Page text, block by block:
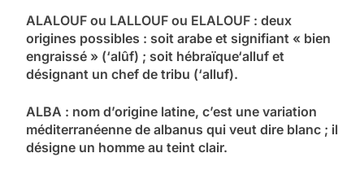
ALALOUF ou LALLOUF ou ELALOUF : deux
origines possibles : soit arabe et signifiant « bien
engraissé » (‘alûf) ; soit hébraïque‘alluf et
désignant un chef de tribu (‘alluf).
ALBA : nom d’origine latine, c’est une variation
méditerranéenne de albanus qui veut dire blanc ; il
désigne un homme au teint clair.